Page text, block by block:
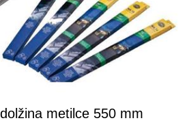
metilce 550 mm